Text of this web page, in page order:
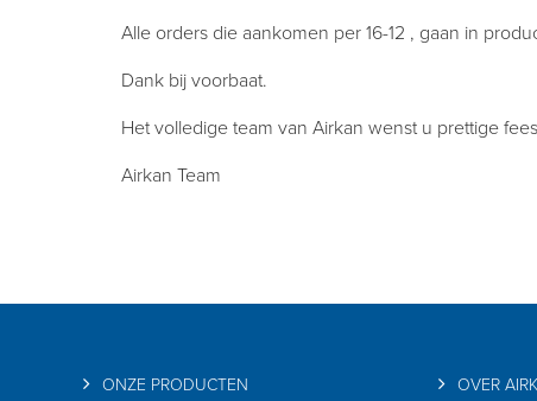
Alle orders die aankomen per 16-12 , gaan in
Dank bij voorbaat.
Het volledige team van Airkan wenst u prettige
Airkan Team
ONZE PRODUCTEN
OVER